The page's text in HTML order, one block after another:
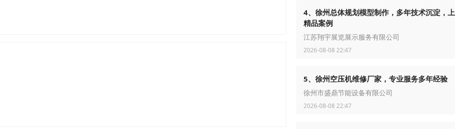
4、徐州总体规划模型制作，多年技术沉淀，
精品案例
江苏翔宇展览展示服务有限公司
2026-08-08 22:47
5、徐州空压机维修厂家，专业服务多年经验
徐州市盛鼎节能设备有限公司
2026-08-08 22:47